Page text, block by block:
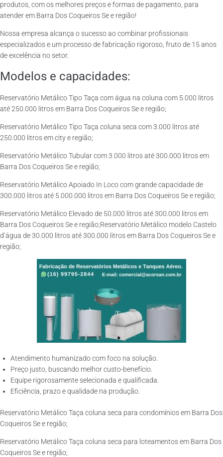
produtos, com os melhores preços e formas de pagamento, para
atender em Barra Dos Coqueiros Se e região!
Nossa empresa alcança o sucesso ao combinar profissionais
especializados e um processo de fabricação rigoroso, fruto de 15 anos
de excelência no setor.
Modelos e capacidades:
Reservatório Metálico Tipo Taça com água na coluna com 5.000 litros
até 250.000 litros em Barra Dos Coqueiros Se e região;
Reservatório Metálico Tipo Taça coluna seca com 3.000 litros até
250.000 litros em city e região;
Reservatório Metálico Tubular com 3.000 litros até 300.000 litros em
Barra Dos Coqueiros Se e região;
Reservatório Metálico Apoiado In Loco com grande capacidade de
300.000 litros até 5.000.000 litros em Barra Dos Coqueiros Se e região;
Reservatório Metálico Elevado de 50.000 litros até 300.000 litros em
Barra Dos Coqueiros Se e região;Reservatório Metálico modelo Castelo
d’água de 30.000 litros até 300.000 litros em Barra Dos Coqueiros Se e
região;
Atendimento humanizado com foco na solução.
Preço justo, buscando melhor custo-benefício.
Equipe rigorosamente selecionada e qualificada.
Eficiência, prazo e qualidade na produção.
Reservatório Metálico Taça coluna seca para condomínios em Barra Dos
Coqueiros Se e região;
Reservatório Metálico Taça coluna seca para loteamentos em Barra Dos
Coqueiros Se e região;